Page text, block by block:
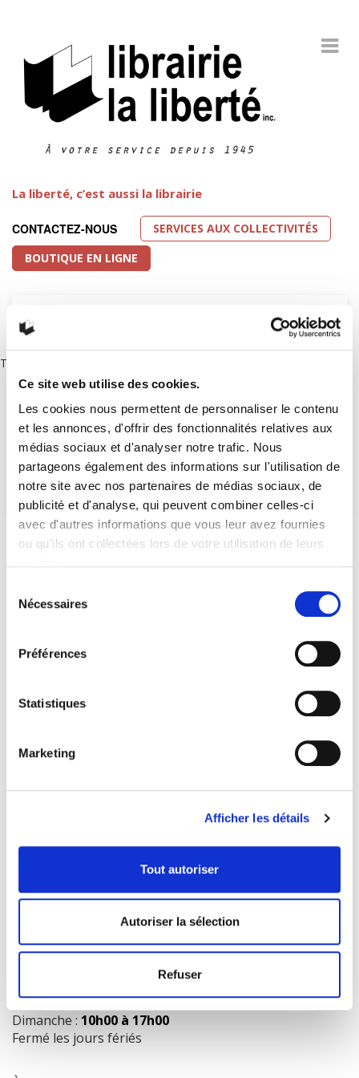
Ce site web utilise des cookies.
Les cookies nous permettent de personnaliser le contenu
et les annonces, d'offrir des fonctionnalités relatives aux
médias sociaux et d'analyser notre trafic. Nous
partageons également des informations sur l'utilisation de
notre site avec nos partenaires de médias sociaux, de
publicité et d'analyse, qui peuvent combiner celles-ci
avec d'autres informations que vous leur avez fournies
ou qu'ils ont collectées lors de votre utilisation de leurs
Nécessaires
Préférences
Statistiques
Marketing
Afficher les détails
Tout autoriser
Autoriser la sélection
Refuser
La liberté, c’est aussi la librairie
CONTACTEZ-NOUS
SERVICES AUX COLLECTIVITÉS
BOUTIQUE EN LIGNE
There are no posts.
1073 route de l'Église, Québec, QC G1V 3W2
HEURES D'OUVERTURE
9h00 à 18h00
9h00 à 21h00
Samedi:9h00 à 17h00
Dimanche : 10h00 à 17h00
Fermé les jours fériés